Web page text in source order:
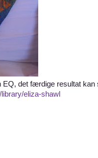
EQ, det færdige resultat kan
eliza-shawl